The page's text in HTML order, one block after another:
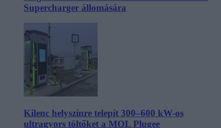
Supercharger állomására
Kilenc helyszínre telepít 300–600 kW-os
ultragyors töltőket a MOL Plugee